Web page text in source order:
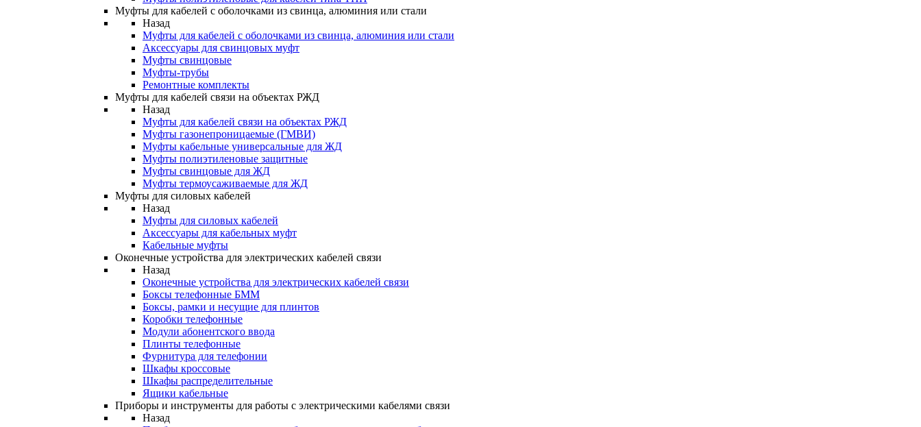
Муфты для кабелей с оболочками из свинца, алюминия или стали
Назад
Муфты для кабелей с оболочками из свинца, алюминия или стали
Аксессуары для свинцовых муфт
Муфты свинцовые
Муфты-трубы
Ремонтные комплекты
Муфты для кабелей связи на объектах РЖД
Назад
Муфты для кабелей связи на объектах РЖД
Муфты газонепроницаемые (ГМВИ)
Муфты кабельные универсальные для ЖД
Муфты полиэтиленовые защитные
Муфты свинцовые для ЖД
Муфты термоусаживаемые для ЖД
Муфты для силовых кабелей
Назад
Муфты для силовых кабелей
Аксессуары для кабельных муфт
Кабельные муфты
Оконечные устройства для электрических кабелей связи
Назад
Оконечные устройства для электрических кабелей связи
Боксы телефонные БММ
Боксы, рамки и несущие для плинтов
Коробки телефонные
Модули абонентского ввода
Плинты телефонные
Фурнитура для телефонии
Шкафы кроссовые
Шкафы распределительные
Ящики кабельные
Приборы и инструменты для работы с электрическими кабелями связи
Назад